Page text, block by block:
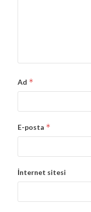
Ad *
E-posta *
İnternet sitesi